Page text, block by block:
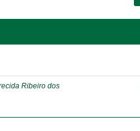
Ribeiro dos